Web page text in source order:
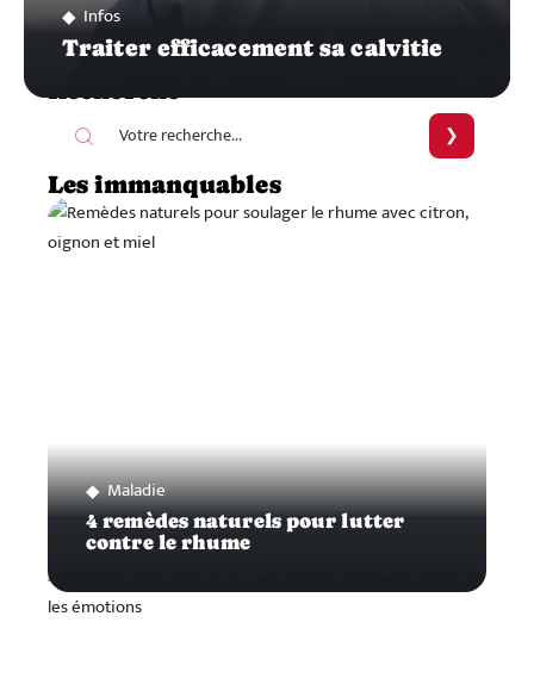
Infos
Traiter efficacement sa calvitie
Recherche
Les immanquables
Maladie
4 remèdes naturels pour lutter
contre le rhume